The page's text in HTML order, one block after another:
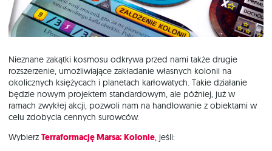
Nieznane zakątki kosmosu odkrywa przed nami także drugie
rozszerzenie, umożliwiające zakładanie własnych kolonii na
okolicznych księżycach i planetach karłowatych. Takie działanie
będzie nowym projektem standardowym, ale później, już w
ramach zwykłej akcji, pozwoli nam na handlowanie z obiektami w
celu zdobycia cennych surowców.
Wybierz Terraformację Marsa: Kolonie, jeśli: